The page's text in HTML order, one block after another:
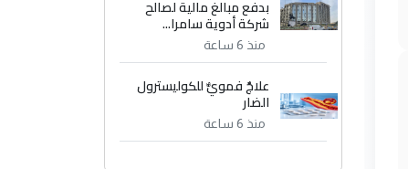
بدفع مبالغ مالية لصالح
شركة أدوية سامرا...
منذ 6 ساعة
علاجٌ فمويٌّ للكوليسترول
الضار
منذ 6 ساعة